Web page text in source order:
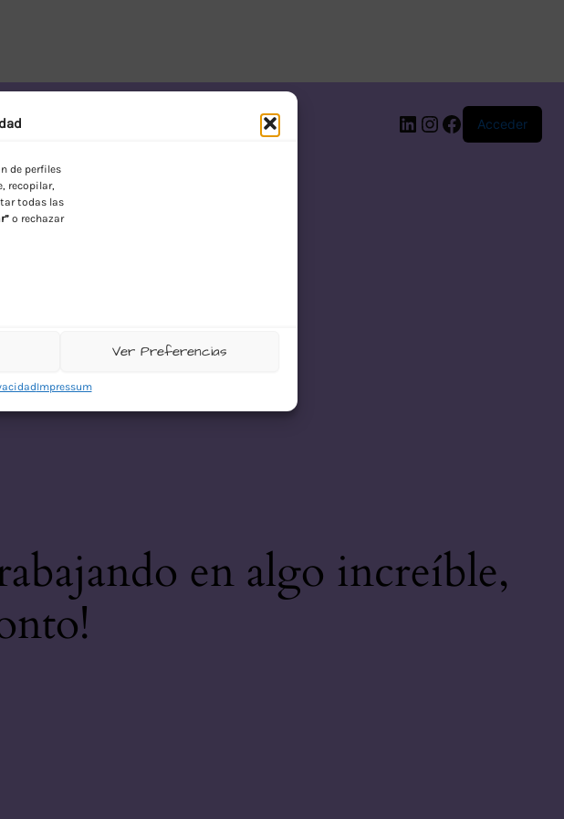
de perfiles
recopilar,
todas las
o rechazar
Ver Preferencias
Impressum
LinkedIn
Instagram
Facebook
Acceder
en algo increíble,